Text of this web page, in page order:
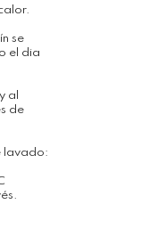
se
el dia
al
de
lavado: